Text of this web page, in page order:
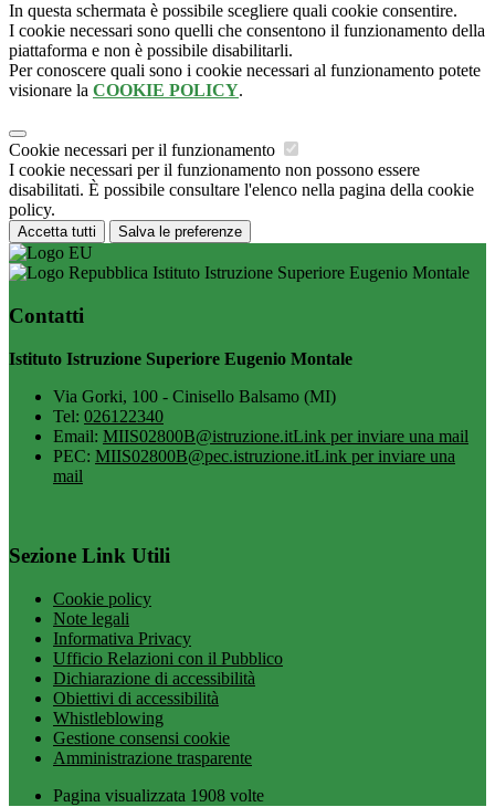
In questa schermata è possibile scegliere quali cookie consentire.
I cookie necessari sono quelli che consentono il funzionamento della
piattaforma e non è possibile disabilitarli.
Per conoscere quali sono i cookie necessari al funzionamento potete
visionare la COOKIE POLICY.
Cookie necessari per il funzionamento
I cookie necessari per il funzionamento non possono essere
disabilitati. È possibile consultare l'elenco nella pagina della cookie
policy.
Accetta tutti Salva le preferenze
Istituto Istruzione Superiore Eugenio Montale
Contatti
Istituto Istruzione Superiore Eugenio Montale
Via Gorki, 100 - Cinisello Balsamo (MI)
Tel: 026122340
Email: MIIS02800B@istruzione.itLink per inviare una mail
PEC: MIIS02800B@pec.istruzione.itLink per inviare una
mail
Sezione Link Utili
Cookie policy
Note legali
Informativa Privacy
Ufficio Relazioni con il Pubblico
Dichiarazione di accessibilità
Obiettivi di accessibilità
Whistleblowing
Gestione consensi cookie
Amministrazione trasparente
Pagina visualizzata 1908 volte